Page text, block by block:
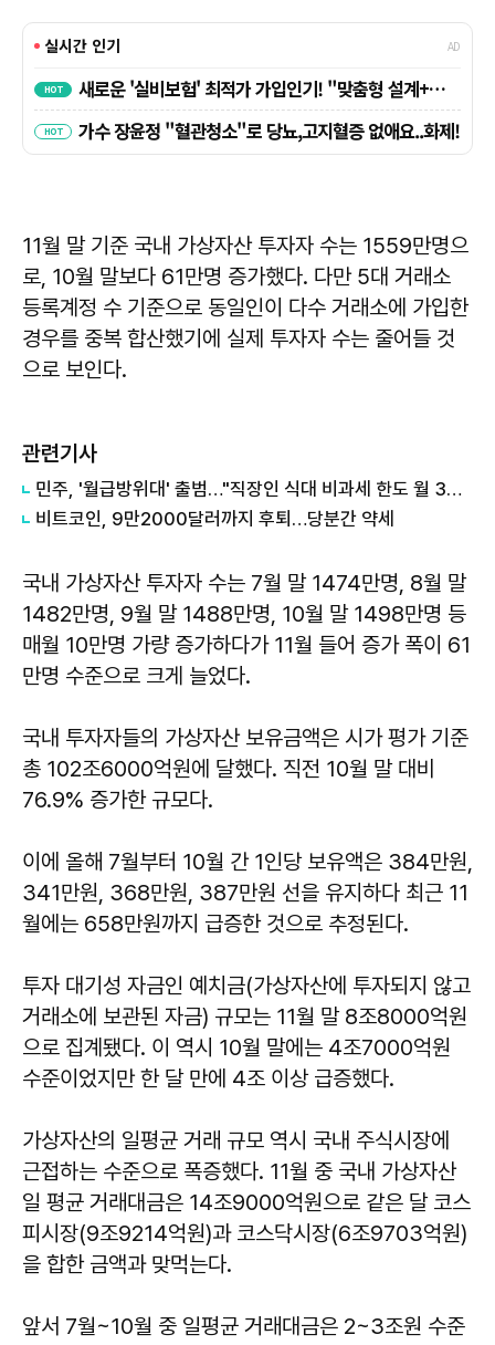
11월 말 기준 국내 가상자산 투자자 수는 1559만명으
로, 10월 말보다 61만명 증가했다. 다만 5대 거래소
등록계정 수 기준으로 동일인이 다수 거래소에 가입한
경우를 중복 합산했기에 실제 투자자 수는 줄어들 것
으로 보인다.
관련기사
민주, '월급방위대' 출범…"직장인 식대 비과세 한도 월 30만원으로"
비트코인, 9만2000달러까지 후퇴…당분간 약세
국내 가상자산 투자자 수는 7월 말 1474만명, 8월 말
1482만명, 9월 말 1488만명, 10월 말 1498만명 등
매월 10만명 가량 증가하다가 11월 들어 증가 폭이 61
만명 수준으로 크게 늘었다.
국내 투자자들의 가상자산 보유금액은 시가 평가 기준
총 102조6000억원에 달했다. 직전 10월 말 대비
76.9% 증가한 규모다.
이에 올해 7월부터 10월 간 1인당 보유액은 384만원,
341만원, 368만원, 387만원 선을 유지하다 최근 11
월에는 658만원까지 급증한 것으로 추정된다.
투자 대기성 자금인 예치금(가상자산에 투자되지 않고
거래소에 보관된 자금) 규모는 11월 말 8조8000억원
으로 집계됐다. 이 역시 10월 말에는 4조7000억원
수준이었지만 한 달 만에 4조 이상 급증했다.
가상자산의 일평균 거래 규모 역시 국내 주식시장에
근접하는 수준으로 폭증했다. 11월 중 국내 가상자산
일 평균 거래대금은 14조9000억원으로 같은 달 코스
피시장(9조9214억원)과 코스닥시장(6조9703억원)
을 합한 금액과 맞먹는다.
앞서 7월~10월 중 일평균 거래대금은 2~3조원 수준